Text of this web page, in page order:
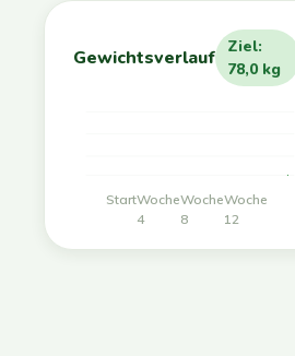
Gewichtsverlauf
Ziel:
78,0 kg
StartWoche
4
Woche
8
Woche
12